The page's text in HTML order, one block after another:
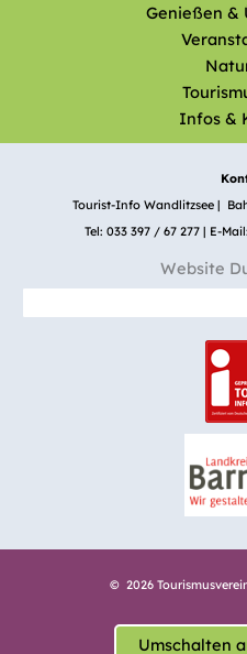
Genießen &
Infos &
Tourist-Info Wandlitzsee |
Tel: 033 397 / 67 277 | E-Mail:
Website
© 2026
Umschalten